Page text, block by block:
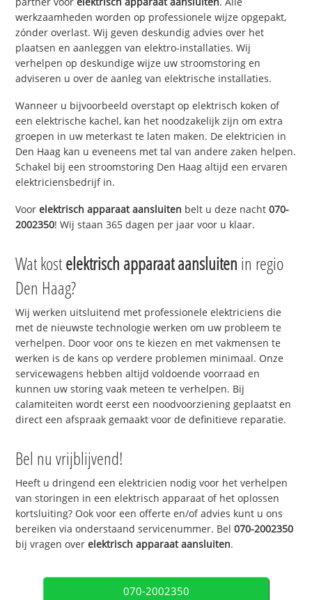
werkzaamheden worden op professionele wijze opgepakt,
zónder overlast. Wij geven deskundig advies over het
plaatsen en aanleggen van elektro-installaties. Wij
verhelpen op deskundige wijze uw stroomstoring en
adviseren u over de aanleg van elektrische installaties.
Wanneer u bijvoorbeeld overstapt op elektrisch koken of
een elektrische kachel, kan het noodzakelijk zijn om extra
groepen in uw meterkast te laten maken. De elektricien in
Den Haag kan u eveneens met tal van andere zaken helpen.
Schakel bij een stroomstoring Den Haag altijd een ervaren
elektriciensbedrijf in.
Voorelektrisch apparaat aansluiten belt u deze nacht070-
2002350! Wij staan 365 dagen per jaar voor u klaar.
Wat kostelektrisch apparaat aansluiten in regio
Den Haag?
Wij werken uitsluitend met professionele elektriciens die
met de nieuwste technologie werken om uw probleem te
verhelpen. Door voor ons te kiezen en met vakmensen te
werken is de kans op verdere problemen minimaal. Onze
servicewagens hebben altijd voldoende voorraad en
kunnen uw storing vaak meteen te verhelpen. Bij
calamiteiten wordt eerst een noodvoorziening geplaatst en
direct een afspraak gemaakt voor de definitieve reparatie.
Bel nu vrijblijvend!
Heeft u dringend een elektricien nodig voor het verhelpen
van storingen in een elektrisch apparaat of het oplossen
kortsluiting? Ook voor een offerte en/of advies kunt u ons
bereiken via onderstaand servicenummer. Bel070-2002350
bij vragen overelektrisch apparaat aansluiten.
070-2002350